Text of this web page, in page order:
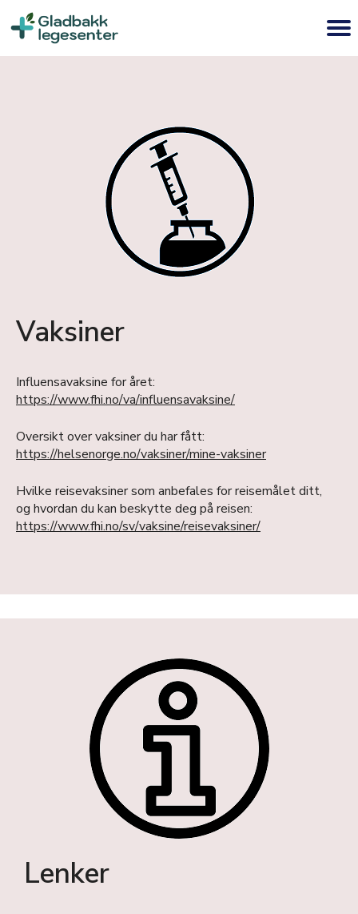
Vaksiner
Influensavaksine for året:
https://www.fhi.no/va/influensavaksine/
Oversikt over vaksiner du har fått:
https://helsenorge.no/vaksiner/mine-vaksiner
Hvilke reisevaksiner som anbefales for reisemålet ditt,
og hvordan du kan beskytte deg på reisen:
https://www.fhi.no/sv/vaksine/reisevaksiner/
Lenker